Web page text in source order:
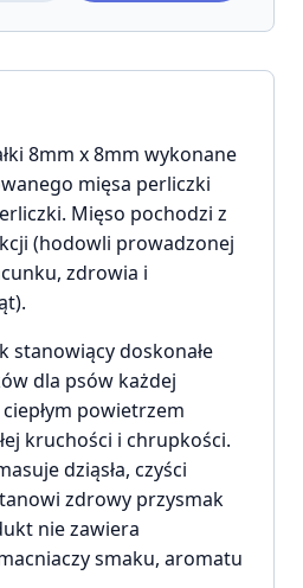
8mm x 8mm wykonane
mięsa perliczki
Mięso pochodzi z
(hodowli prowadzonej
zdrowia i
stanowiący doskonałe
dla psów każdej
powietrzem
kruchości i chrupkości.
dziąsła, czyści
zdrowy przysmak
nie zawiera
smaku, aromatu